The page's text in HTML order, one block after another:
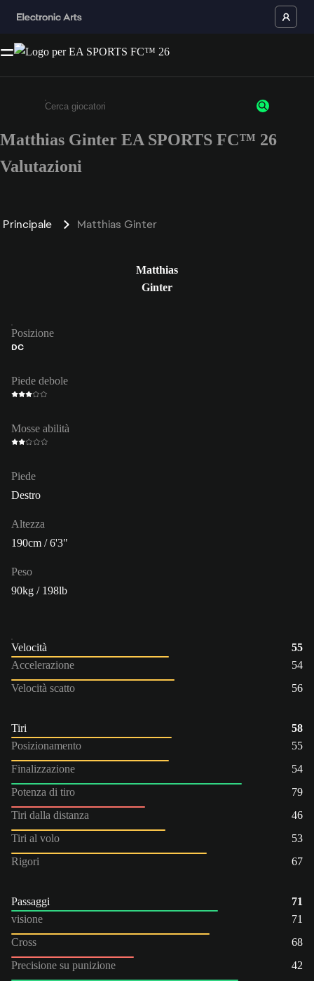
Inserisci un minimo di 3 caratteri o numeri.
Matthias Ginter EA SPORTS FC™ 26
Valutazioni
Principale Matthias Ginter
Matthias
Ginter
Posizione
DC
Piede debole
Mosse abilità
Piede
Destro
Altezza
190cm / 6'3"
Peso
90kg / 198lb
Velocità
55
Accelerazione
54
Velocità scatto
56
Tiri
58
Posizionamento
55
Finalizzazione
54
Potenza di tiro
79
Tiri dalla distanza
46
Tiri al volo
53
Rigori
67
Passaggi
71
visione
71
Cross
68
Precisione su punizione
42